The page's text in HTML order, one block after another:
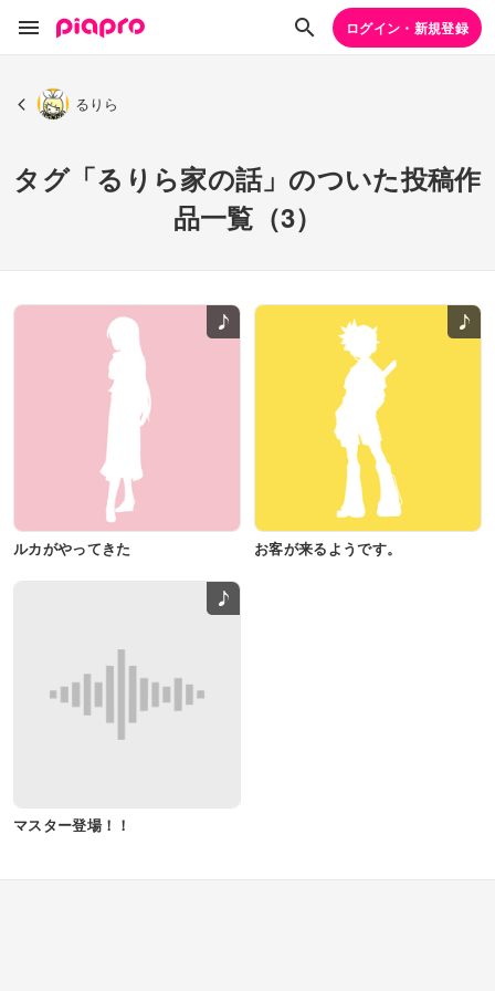
ログイン・新規登録
るりら
タグ「るりら家の話」のついた投稿作
品一覧（3）
ルカがやってきた お客が来るようです。
マスター登場！！